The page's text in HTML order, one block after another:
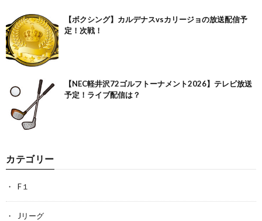
【ボクシング】カルデナスvsカリージョの放送配信予
定！次戦！
【NEC軽井沢72ゴルフトーナメント2026】テレビ放送
予定！ライブ配信は？
カテゴリー
F１
Jリーグ